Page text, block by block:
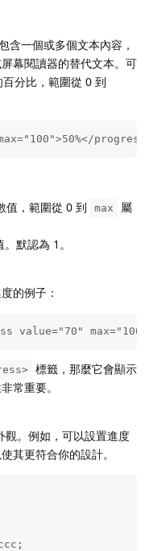
含一個或多個文本內容，
幕閱讀器的替代文本。可
分比，範圍從 0 到
值，範圍從 0 到 max
屬
默認為 1。
的例子：
value="70"
標籤，那麼它會顯示
常重要。
觀。例如，可以設置進度
其更符合你的設計。